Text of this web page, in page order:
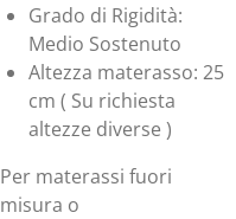
Grado di Rigidità:
Medio Sostenuto
Altezza materasso: 25
cm ( Su richiesta
altezze diverse )
Per materassi fuori
misura o